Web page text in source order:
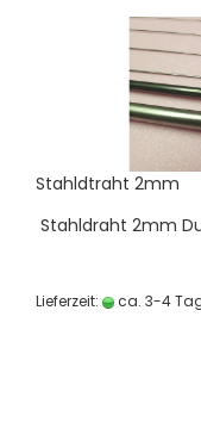
Stahldtraht 2mm
Stahldraht 2mm
Lieferzeit: ca. 3-4